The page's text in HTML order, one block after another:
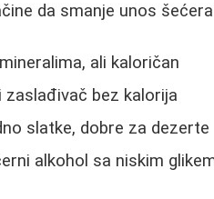
da smanje unos
ali kaloričan
zaslađivač bez kalorija
slatke, dobre za dezerte
alkohol sa niskim